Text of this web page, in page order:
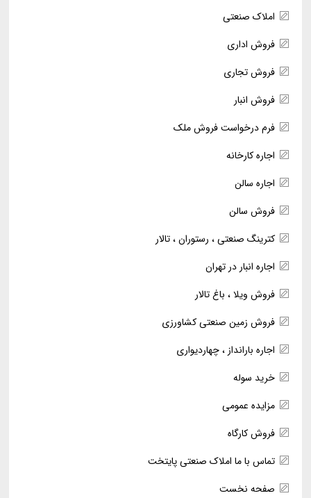
املاک صنعتی
فروش اداری
فروش تجاری
فروش انبار
فرم درخواست فروش ملک
اجاره کارخانه
اجاره سالن
فروش سالن
کترینگ صنعتی ، رستوران ، تالار
اجاره انبار در تهران
فروش ویلا ، باغ تالار
فروش زمین صنعتی کشاورزی
اجاره بارانداز ، چهاردیواری
خرید سوله
مزایده عمومی
فروش کارگاه
تماس با ما املاک صنعتی پایتخت
صفحه نخست